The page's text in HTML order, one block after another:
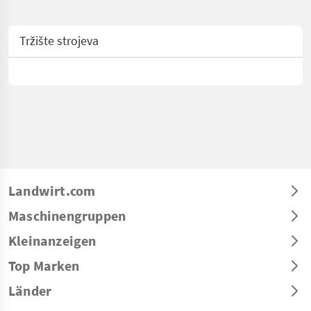
Tržište strojeva
Landwirt.com
Maschinengruppen
Kleinanzeigen
Top Marken
Länder